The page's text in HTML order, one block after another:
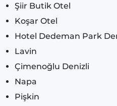
Şiir Butik Otel
Koşar Otel
Hotel Dedeman Park
Lavin
Çimenoğlu Denizli
Napa
Pişkin